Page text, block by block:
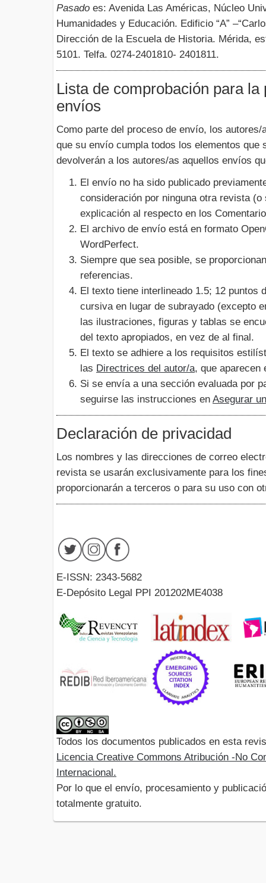
Pasado es: Avenida Las Américas, Núcleo
Humanidades y Educación. Edificio “A”
Dirección de la Escuela de Historia. Mérida,
5101. Telfa. 0274-2401810- 2401811.
Lista de comprobación para la
envíos
Como parte del proceso de envío, los
que su envío cumpla todos los elementos que
devolverán a los autores/as aquellos envíos
El envío no ha sido publicado
consideración por ninguna otra revista (o
explicación al respecto en los
El archivo de envío está en formato
WordPerfect.
Siempre que sea posible, se
referencias.
El texto tiene interlineado 1.5; 12 puntos
cursiva en lugar de subrayado (excepto
las ilustraciones, figuras y tablas se
del texto apropiados, en vez de al final.
El texto se adhiere a los requisitos
las Directrices del autor/a, que aparecen
Si se envía a una sección evaluada por
seguirse las instrucciones en Asegurar
Declaración de privacidad
Los nombres y las direcciones de correo
revista se usarán exclusivamente para los
proporcionarán a terceros o para su uso con
E-ISSN: 2343-5682
E-Depósito Legal PPI 201202ME4038
Todos los documentos publicados en esta
Licencia Creative Commons Atribución -No
Internacional.
Por lo que el envío, procesamiento y
totalmente gratuito.